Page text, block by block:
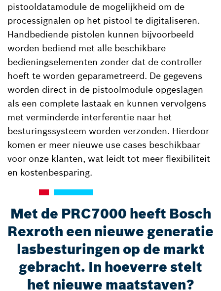
pistooldatamodule de mogelijkheid om de
processignalen op het pistool te digitaliseren.
Handbediende pistolen kunnen bijvoorbeeld
worden bediend met alle beschikbare
bedieningselementen zonder dat de controller
hoeft te worden geparametreerd. De gegevens
worden direct in de pistoolmodule opgeslagen
als een complete lastaak en kunnen vervolgens
met verminderde interferentie naar het
besturingssysteem worden verzonden. Hierdoor
komen er meer nieuwe use cases beschikbaar
voor onze klanten, wat leidt tot meer flexibiliteit
en kostenbesparing.
Met de PRC7000 heeft Bosch
Rexroth een nieuwe generatie
lasbesturingen op de markt
gebracht. In hoeverre stelt
het nieuwe maatstaven?